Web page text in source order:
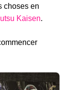
choses en
Kaisen.